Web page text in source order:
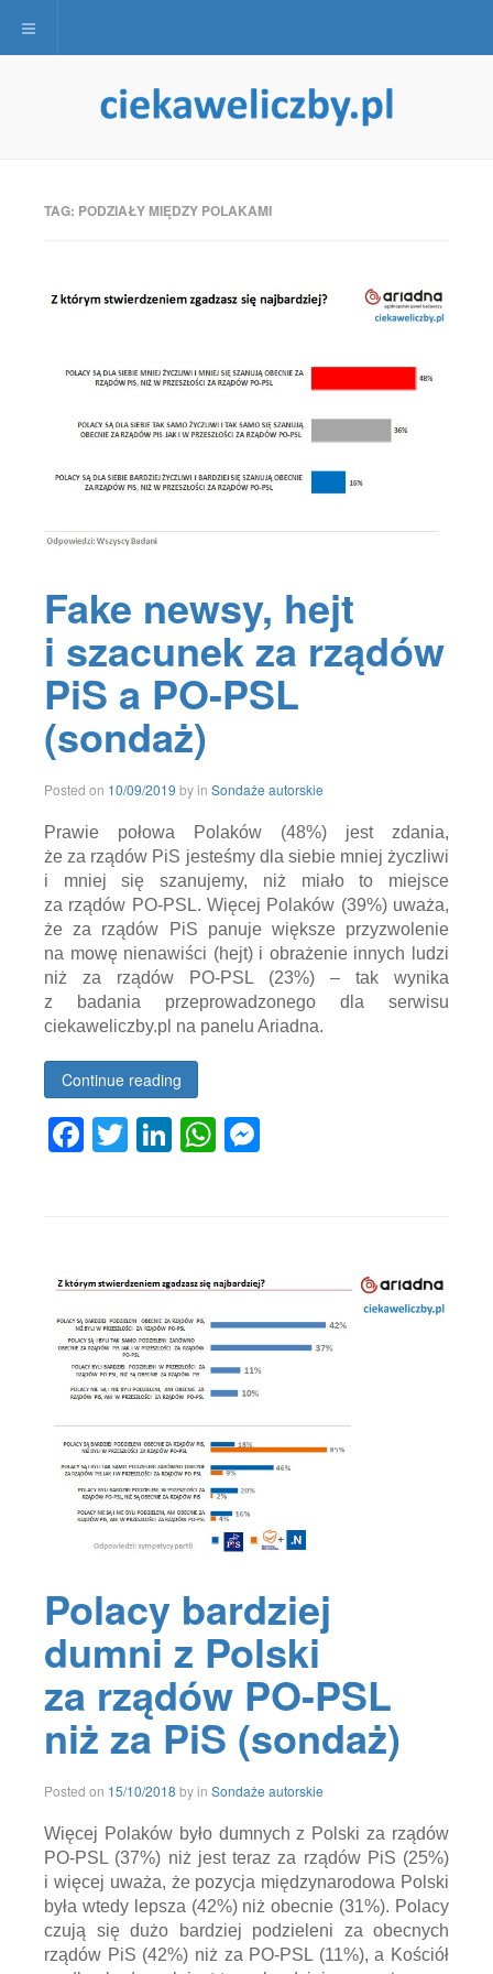
Toggle navigation
TAG: PODZIAŁY MIĘDZY POLAKAMI
Fake newsy, hejt
i szacunek za rządów
PiS a PO-PSL
(sondaż)
Posted on 10/09/2019 10/09/2019
byin Sondaże autorskie
Prawie połowa Polaków (48%) jest zdania,
że za rządów PiS jesteśmy dla siebie mniej życzliwi
i mniej się szanujemy, niż miało to miejsce
za rządów PO-PSL. Więcej Polaków (39%) uważa,
że za rządów PiS panuje większe przyzwolenie
na mowę nienawiści (hejt) i obrażenie innych ludzi
niż za rządów PO-PSL (23%) – tak wynika
z badania przeprowadzonego dla serwisu
ciekaweliczby.pl na panelu Ariadna.
Continue reading
Facebook
Twitter
LinkedIn
WhatsApp
panelu
badanie
opinii,
badanie
opinii
społecznej,
ciekawe
liczby,
ciekaweliczby,
ciekaweliczby.pl,
Polacy
Polska
jest
podzielona,
czy
władza
posługuje
się
newsami,
fake
hejt,
Inicjatywa
Polska
klamstwa,
Koalicja
Obywatelska
lewica,
mowa
Polacy bardziej
dumni z Polski
za rządów PO-PSL
niż za PiS (sondaż)
Posted on 15/10/2018 15/10/2018
byin Sondaże autorskie
Więcej Polaków było dumnych z Polski za rządów
PO-PSL (37%) niż jest teraz za rządów PiS (25%)
i więcej uważa, że pozycja międzynarodowa Polski
była wtedy lepsza (42%) niż obecnie (31%). Polacy
czują się dużo bardziej podzieleni za obecnych
rządów PiS (42%) niż za PO-PSL (11%), a Kościół